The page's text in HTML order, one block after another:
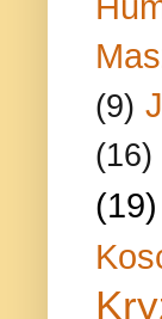
(9)
(16)
(19)